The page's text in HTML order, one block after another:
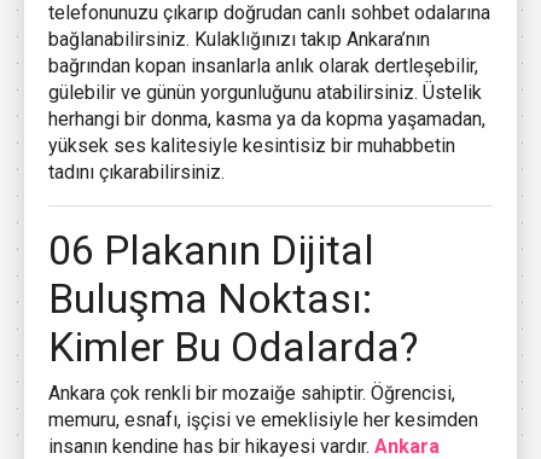
telefonunuzu çıkarıp doğrudan canlı sohbet odalarına
bağlanabilirsiniz. Kulaklığınızı takıp Ankara’nın
bağrından kopan insanlarla anlık olarak dertleşebilir,
gülebilir ve günün yorgunluğunu atabilirsiniz. Üstelik
herhangi bir donma, kasma ya da kopma yaşamadan,
yüksek ses kalitesiyle kesintisiz bir muhabbetin
tadını çıkarabilirsiniz.
06 Plakanın Dijital
Buluşma Noktası:
Kimler Bu Odalarda?
Ankara çok renkli bir mozaiğe sahiptir. Öğrencisi,
memuru, esnafı, işçisi ve emeklisiyle her kesimden
insanın kendine has bir hikayesi vardır. Ankara